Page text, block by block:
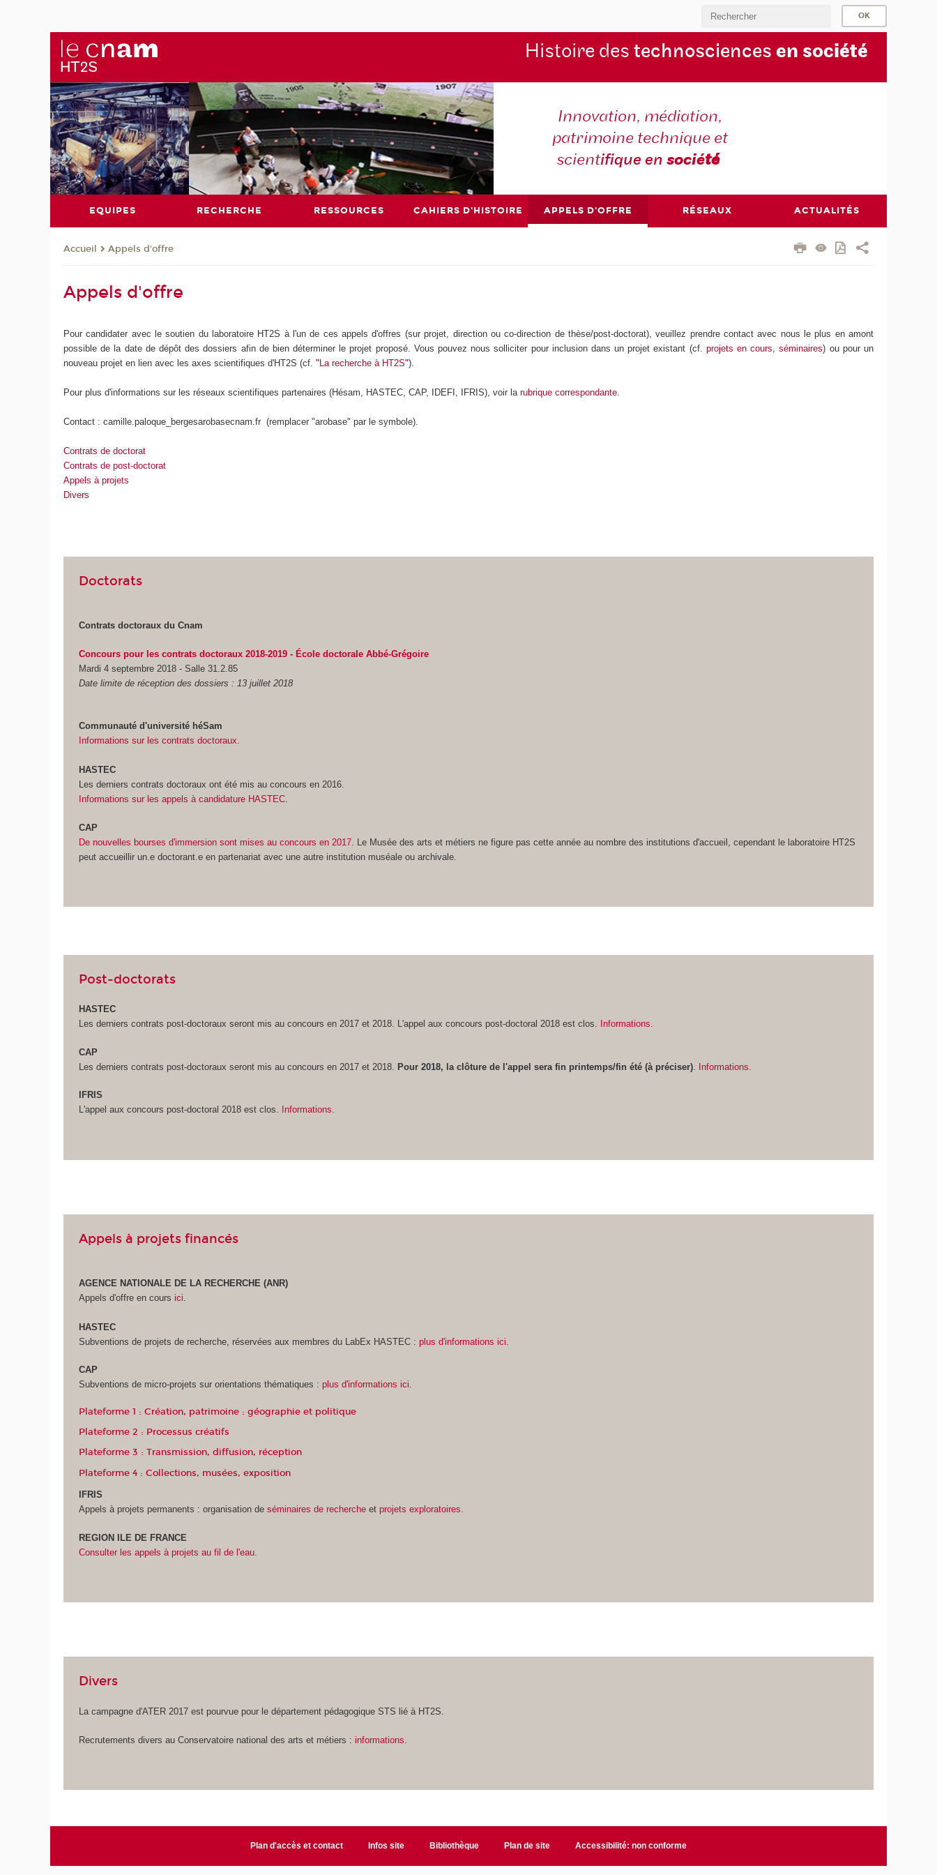
Histoire des technosciences en société
Innovation, médiation,
patrimoine technique et
scientifique ensociété
EQUIPES RECHERCHE RESSOURCES CAHIERS D'HISTOIRE APPELS D'OFFRE RÉSEAUX ACTUALITÉS
Accueil Appels d'offre
Appels d'offre
Pour candidater avec le soutien du laboratoire HT2S à l'un de ces appels d'offres (sur projet, direction ou co-direction de thèse/post-doctorat), veuillez prendre contact avec nous le plus en amont
possible de la date de dépôt des dossiers afin de bien déterminer le projet proposé. Vous pouvez nous solliciter pour inclusion dans un projet existant (cf. projets en cours ,séminaires) ou pour un
nouveau projet en lien avec les axes scientifiques d'HT2S (cf."La recherche à HT2S").
Pour plus d'informations sur les réseaux scientifiques partenaires (Hésam, HASTEC, CAP, IDEFI, IFRIS), voir larubrique correspondante
Contact : camille.paloque_bergesarobasecnam.fr (remplacer "arobase" par le symbole).
Contrats de doctorat
Contrats de post-doctorat
Appels à projets
Divers
Doctorats
Contrats doctoraux du Cnam
Concours pour les contrats doctoraux 2018-2019 - École doctorale Abbé-Grégoire
Mardi 4 septembre 2018 - Salle 31.2.85
Date limite de réception des dossiers : 13 juillet 2018
Communauté d'université héSam
Informations sur les contrats doctoraux.
HASTEC
Les derniers contrats doctoraux ont été mis au concours en 2016.
Informations sur les appels à candidature HASTEC.
CAP
De nouvelles bourses d'immersion sont mises au concours en 2017 . Le Musée des arts et métiers ne figure pas cette année au nombre des institutions d'accueil, cependant le laboratoire HT2S
peut accueillir un.e doctorant.e en partenariat avec une autre institution muséale ou archivale.
Post-doctorats
HASTEC
Les derniers contrats post-doctoraux seront mis au concours en 2017 et 2018. L'appel aux concours post-doctoral 2018 est clos. Informations.
CAP
Les derniers contrats post-doctoraux seront mis au concours en 2017 et 2018.
Pour 2018, la clôture de l'appel sera fin printemps/fin été (à préciser) Informations.
IFRIS
L'appel aux concours post-doctoral 2018 est clos.
Informations.
Appels à projets financés
AGENCE NATIONALE DE LA RECHERCHE (ANR)
Appels d'offre en coursici
HASTEC
Subventions de projets de recherche, réservées aux membres du LabEx HASTEC :plus d'informations ici
CAP
Subventions de micro-projets sur orientations thématiques :plus d'informations ici.
Plateforme 1 : Création, patrimoine : géographie et politique
Plateforme 2 : Processus créatifs
Plateforme 3 : Transmission, diffusion, réception
Plateforme 4 : Collections, musées, exposition
IFRIS
Appels à projets permanents : organisation deséminaires de recherche etprojets exploratoires.
REGION ILE DE FRANCE
Consulter les appels à projets au fil de l'eau
Divers
La campagne d'ATER 2017 est pourvue pour le département pédagogique STS lié à HT2S.
Recrutements divers au Conservatoire national des arts et métiers :informations
Plan d'accès et contact Infos site Bibliothèque Plan de site Accessibilité: non conforme